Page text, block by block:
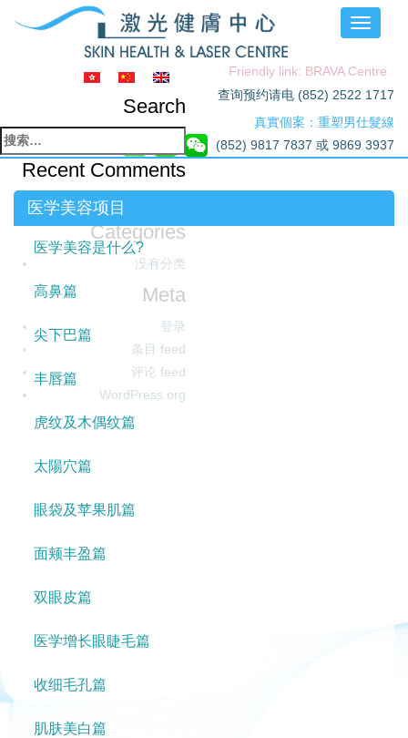
Toggle
Search
搜
索：Recent Comments
Archives
Categories
没有分类
Meta
登录
条目 feed
评论 feed
WordPress.org
Friendly link: BRAVA Centre
查询预约请电 (852) 2522 1717
真實個案：重塑男仕髮線
(852) 9817 7837 或 9869 3937
医学美容项目
医学美容是什么?
高鼻篇
尖下巴篇
丰唇篇
虎纹及木偶纹篇
太陽穴篇
眼袋及苹果肌篇
面颊丰盈篇
双眼皮篇
医学增长眼睫毛篇
收细毛孔篇
肌肤美白篇